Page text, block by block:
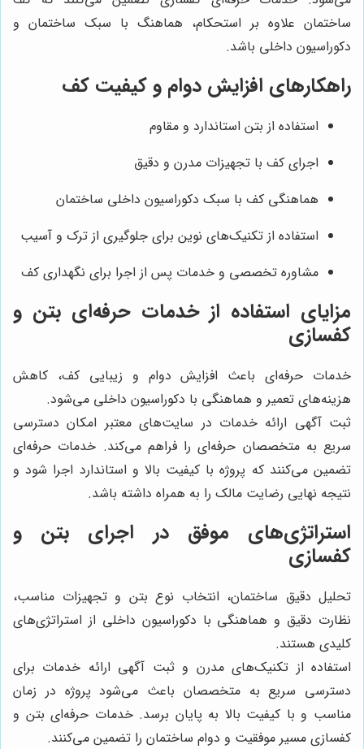
ساختمان علاوه بر استحکام، هماهنگ با سبک ساختمان و
دکوراسیون داخلی باشد.
راهکارهای افزایش دوام و کیفیت کف
استفاده از بتن استاندارد و مقاوم
اجرای کف با تجهیزات مدرن و دقیق
هماهنگی کف با سبک دکوراسیون داخلی ساختمان
استفاده از تکنیک‌های نوین برای جلوگیری از ترک و آسیب
مشاوره تخصصی و خدمات پس از اجرا برای نگهداری کف
مزایای استفاده از خدمات حرفه‌ای بتن و
کفسازی
خدمات حرفه‌ای باعث افزایش دوام و زیبایی کف، کاهش
هزینه‌های تعمیر و هماهنگی با دکوراسیون داخلی می‌شود.
ثبت آگهی ارائه خدمات در سایت‌های معتبر امکان دسترسی
سریع به متخصصان حرفه‌ای را فراهم می‌کند. خدمات حرفه‌ای
تضمین می‌کنند که پروژه با کیفیت بالا و استاندارد اجرا شود و
نتیجه نهایی رضایت مالک را به همراه داشته باشد.
استراتژی‌های موفق در اجرای بتن و
کفسازی
تحلیل دقیق ساختمان، انتخاب نوع بتن و تجهیزات مناسب،
نظارت دقیق و هماهنگی با دکوراسیون داخلی از استراتژی‌های
کلیدی هستند.
استفاده از تکنیک‌های مدرن و ثبت آگهی ارائه خدمات برای
دسترسی سریع به متخصصان باعث می‌شود پروژه در زمان
مناسب و با کیفیت بالا به پایان برسد. خدمات حرفه‌ای بتن و
کفسازی مسیر موفقیت و دوام ساختمان را تضمین می‌کنند.